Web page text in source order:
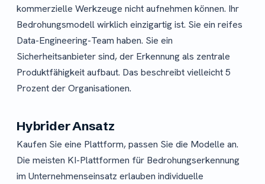
kommerzielle Werkzeuge nicht aufnehmen können. Ihr
Bedrohungsmodell wirklich einzigartig ist. Sie ein reifes
Data-Engineering-Team haben. Sie ein
Sicherheitsanbieter sind, der Erkennung als zentrale
Produktfähigkeit aufbaut. Das beschreibt vielleicht 5
Prozent der Organisationen.
Hybrider Ansatz
Kaufen Sie eine Plattform, passen Sie die Modelle an.
Die meisten KI-Plattformen für Bedrohungserkennung
im Unternehmenseinsatz erlauben individuelle